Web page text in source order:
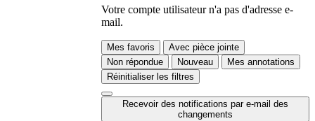
Votre compte utilisateur n'a pas d'adresse e-
mail.
Mes favoris
Avec pièce jointe
Non répondue
Nouveau
Mes annotations
Réinitialiser les filtres
Recevoir des notifications par e-mail des
changements